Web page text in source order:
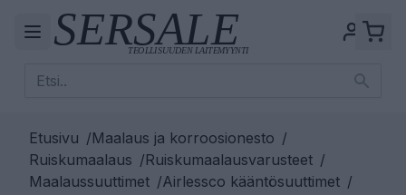
Etusivu /Maalaus ja korroosionesto /
Ruiskumaalaus /Ruiskumaalausvarusteet /
Maalaussuuttimet /Airlessco kääntösuuttimet /